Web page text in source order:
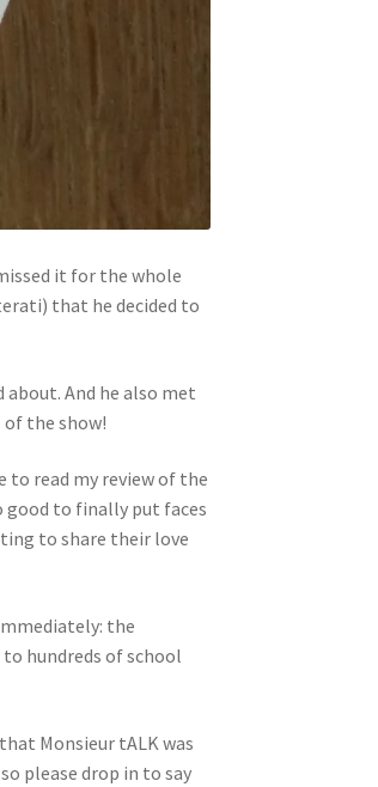
it for the whole
that he decided to
And he also met
the show!
to read my review of the
good to finally put faces
to share their love
the
hundreds of school
Monsieur tALK was
please drop in to say